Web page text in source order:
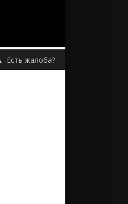
Есть жалоба?